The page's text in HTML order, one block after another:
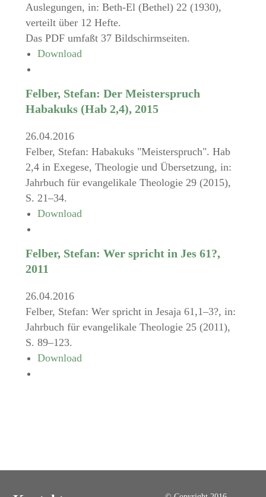
Auslegungen, in: Beth-El (Bethel) 22 (1930),
verteilt über 12 Hefte.
Das PDF umfaßt 37 Bildschirmseiten.
Download
Felber, Stefan: Der Meisterspruch
Habakuks (Hab 2,4), 2015
26.04.2016
Felber, Stefan: Habakuks "Meisterspruch". Hab
2,4 in Exegese, Theologie und Übersetzung, in:
Jahrbuch für evangelikale Theologie 29 (2015),
S. 21–34.
Download
Felber, Stefan: Wer spricht in Jes 61?,
2011
26.04.2016
Felber, Stefan: Wer spricht in Jesaja 61,1–3?, in:
Jahrbuch für evangelikale Theologie 25 (2011),
S. 89–123.
Download